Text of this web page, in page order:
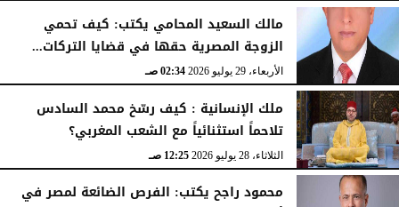
السبت، 1 أغسطس 2026 04:52 مـ
مالك السعيد المحامي يكتب: كيف تحمي
الزوجة المصرية حقها في قضايا التركات...
الأربعاء، 29 يوليو 2026 02:34 صـ
ملك الإنسانية : كيف رسّخ محمد السادس
تلاحماً استثنائياً مع الشعب المغربي؟
الثلاثاء، 28 يوليو 2026 12:25 صـ
محمود راجح يكتب: الفرص الضائعة لمصر في